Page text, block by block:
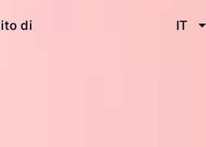
di IT